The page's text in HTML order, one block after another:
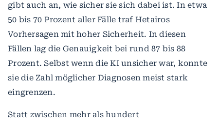
gibt auch an, wie sicher sie sich dabei ist. In etwa
50 bis 70 Prozent aller Fälle traf Hetairos
Vorhersagen mit hoher Sicherheit. In diesen
Fällen lag die Genauigkeit bei rund 87 bis 88
Prozent. Selbst wenn die KI unsicher war, konnte
sie die Zahl möglicher Diagnosen meist stark
eingrenzen.
Statt zwischen mehr als hundert